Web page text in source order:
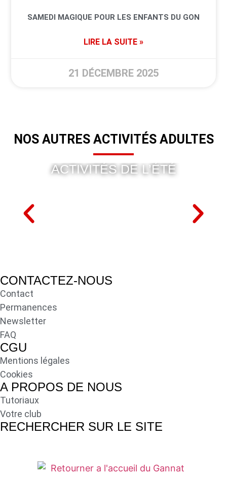
SAMEDI MAGIQUE POUR LES ENFANTS DU GON
LIRE LA SUITE »
21 DÉCEMBRE 2025
NOS AUTRES ACTIVITÉS ADULTES
ACTIVITÉS DE L’ÉTÉ
CONTACTEZ-NOUS
Contact
Permanences
Newsletter
FAQ
CGU
Mentions légales
Cookies
A PROPOS DE NOUS
Tutoriaux
Votre club
RECHERCHER SUR LE SITE